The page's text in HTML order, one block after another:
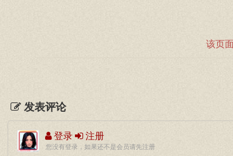
该页
发表评论
登录 注册
您没有登录，如果还不是会员请先注册